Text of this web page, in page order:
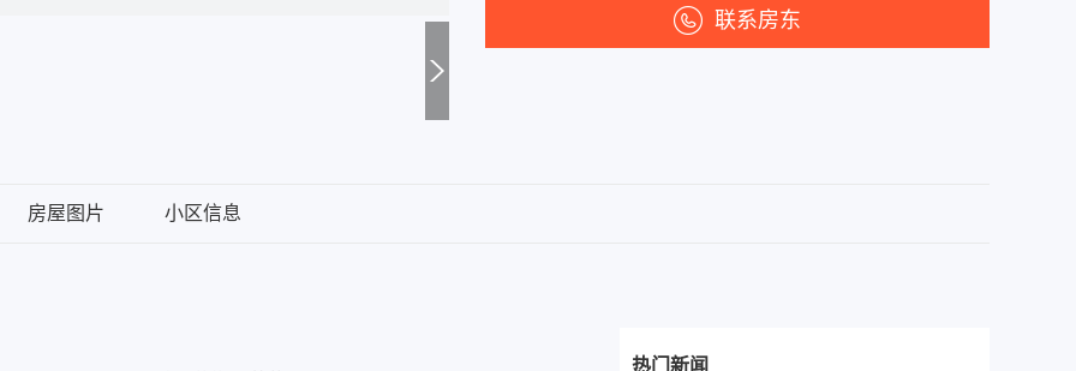
联系房东
房屋图片 小区信息
热门新闻